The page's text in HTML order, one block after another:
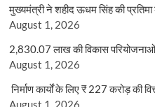
मुख्यमंत्री ने शहीद ऊधम सिंह की
August 1, 2026
2,830.07 लाख की विकास परियोजनाओं
August 1, 2026
निर्माण कार्यों के लिए ₹ 227 करोड़ की
August 1, 2026